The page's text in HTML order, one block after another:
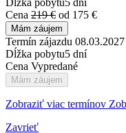
Dĺžka pobytu5 dní
Cena 219 € od 175 €
Mám záujem
Termín zájazdu
Dĺžka pobytu5 dní
Cena Vypredané
Mám záujem
Zobraziť viac termínov
Zavrieť